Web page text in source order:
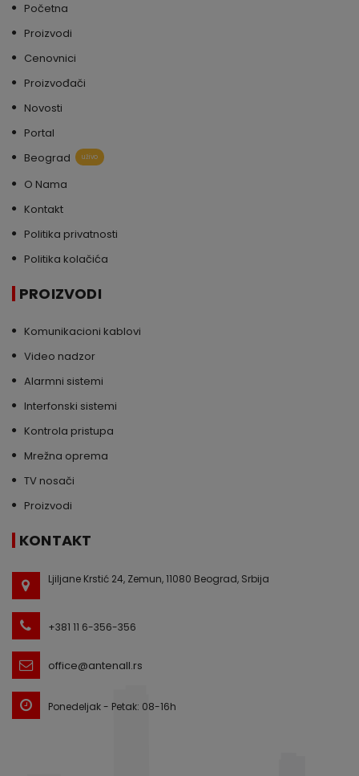
Početna
Proizvodi
Cenovnici
Proizvođači
Novosti
Portal
Beograd
uživo
O Nama
Kontakt
Politika privatnosti
Politika kolačića
PROIZVODI
Komunikacioni kablovi
Video nadzor
Alarmni sistemi
Interfonski sistemi
Kontrola pristupa
Mrežna oprema
TV nosači
Proizvodi
KONTAKT
Ljiljane Krstić 24, Zemun, 11080 Beograd, Srbija
+381 11 6-356-356
office@antenall.rs
Ponedeljak - Petak: 08-16h